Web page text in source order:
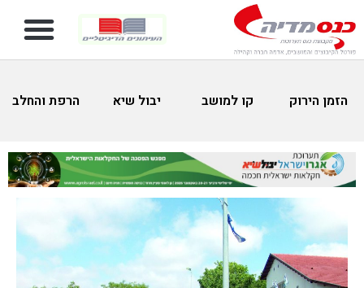
הזמן הירוק קו למושב יבול שיא הרפת והחלב